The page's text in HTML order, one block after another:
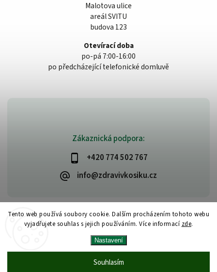
Tento web používá soubory cookie. Dalším procházením tohoto webu
vyjadřujete souhlas s jejich používáním. Více informací zde.
Nastavení
Souhlasím
Zákaznická podpora:
+420 774 502 767
info@zdravivkosiku.cz
Malotova ulice
areál SVITU
budova 123
Otevírací doba
po-pá 7:00-16:00
po předcházející telefonické domluvě
www.zdravivkosiku.cz
Upravit nastavení cookies
VytvořilShoptet | Design